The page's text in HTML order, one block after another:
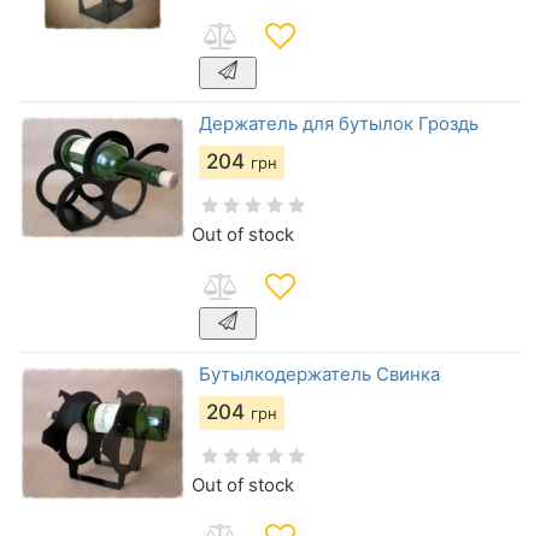
Держатель для бутылок Гроздь
204 грн
Out of stock
Бутылкодержатель Свинка
204 грн
Out of stock